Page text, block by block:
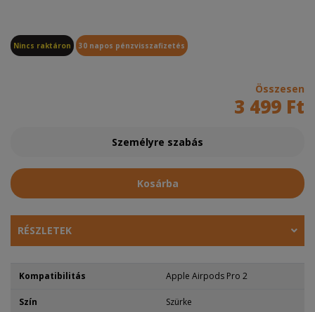
Nincs raktáron 30 napos pénzvisszafizetés
Összesen
3 499 Ft
Személyre szabás
Kosárba
RÉSZLETEK
Kompatibilitás Apple Airpods Pro 2
Szín Szürke